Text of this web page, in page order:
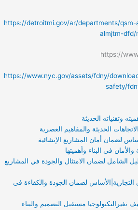
https://detroitmi.gov/ar/departments/
almjtm-dfd/
https://
https://www.nyc.gov/assets/fdny/
safety/
وتقنياته الحديثة
لضمان أمان المشاريع الإنشائية
في البناء وأهميتها
الشامل لضمان الامتثال والجودة في المشاريع
التجارية|الأساس لضمان الجودة والكفاءة في
تغيرالتكنولوجيا مستقبل التصميم والبناء